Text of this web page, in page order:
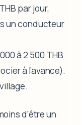
par jour,
un conducteur
à 2 500 THB
à l’avance).
d'être un